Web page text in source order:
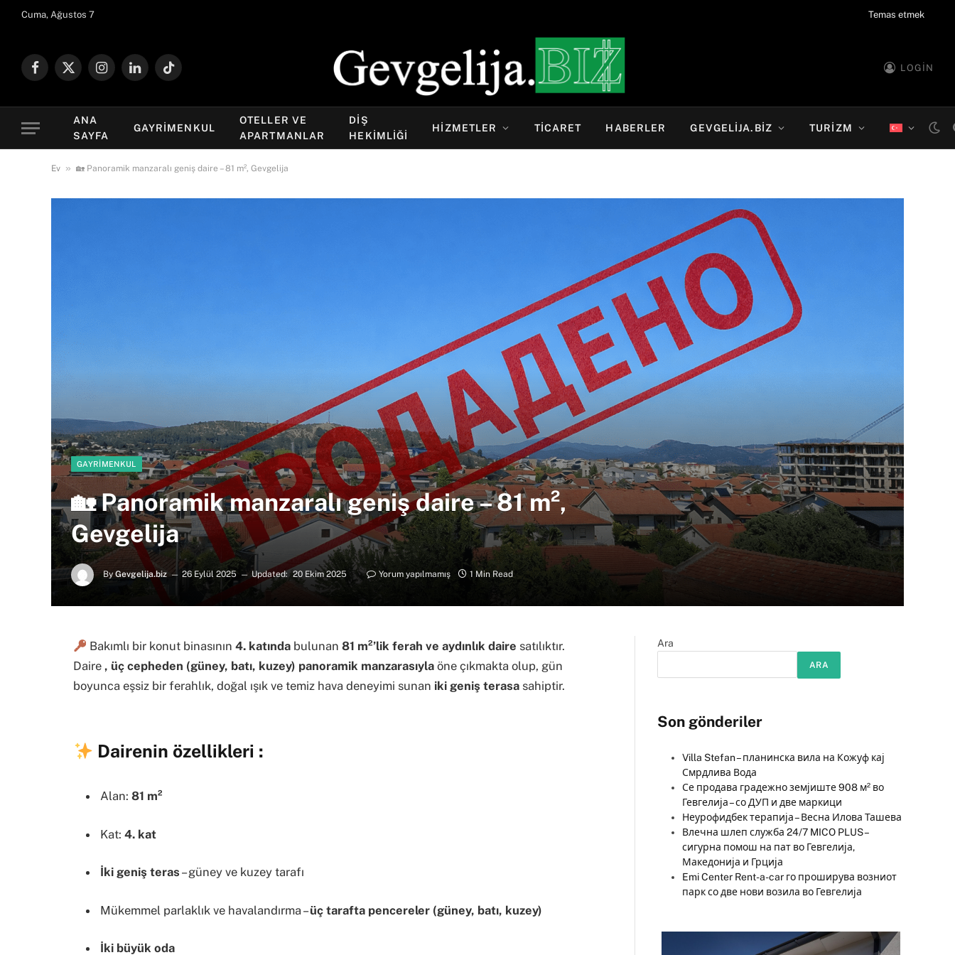
Cuma, Ağustos 7 Temas etmek
Facebook
X
InstagramLinkedInTikTok
LOGIN
ANA
SAYFA
GAYRIMENKUL
OTELLER VE
APARTMANLAR
DIŞ
HEKIMLIĞI
HIZMETLER TICARET HABERLER GEVGELIJA.BIZ TURIZM
Ev » 🏡 Panoramik manzaralı geniş daire – 81 m², Gevgelija
GAYRIMENKUL
🏡 Panoramik manzaralı geniş daire – 81 m²,
Gevgelija
By Gevgelija.biz 26 Eylül 2025 Updated: 20 Ekim 2025 Yorum yapılmamış 1 Min Read
Bakımlı bir konut binasının 4. katındabulunan 81 m²’lik ferah ve aydınlık daire satılıktır.
Daire , üç cepheden (güney, batı, kuzey) panoramik manzarasıyla öne çıkmakta olup, gün
boyunca eşsiz bir ferahlık, doğal ışık ve temiz hava deneyimi sunan iki geniş terasa sahiptir.
Dairenin özellikleri :
Alan: 81 m²
Kat: 4. kat
İki geniş teras – güney ve kuzey tarafı
Mükemmel parlaklık ve havalandırma –üç tarafta pencereler (güney, batı, kuzey)
İki büyük oda
Ara
ARA
Son gönderiler
Villa Stefan – планинска вила на Кожуф кај
Смрдлива Вода
Се продава градежно земјиште 908 м² во
Гевгелија – со ДУП и две маркици
Неурофидбек терапија – Весна Илова Ташева
Влечна шлеп служба 24/7 MICO PLUS –
сигурна помош на пат во Гевгелија,
Македонија и Грција
Emi Center Rent-a-car го проширува возниот
парк со две нови возила во Гевгелија